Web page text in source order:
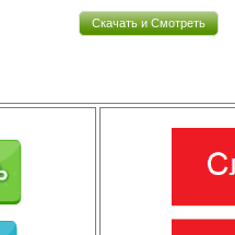
Скачать и Смотреть